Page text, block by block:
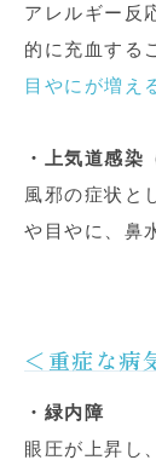
アレルギー反
的に充血する
目やにが増え
・上気道感染
風邪の症状と
や目やに、鼻
＜重症な病
・緑内障
眼圧が上昇し